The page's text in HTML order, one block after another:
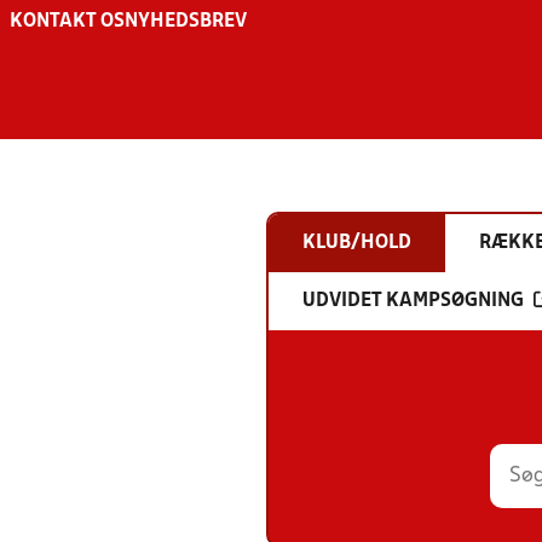
KONTAKT OS NYHEDSBREV
KLUB/HOLD
UDVIDET KAMPSØGNING